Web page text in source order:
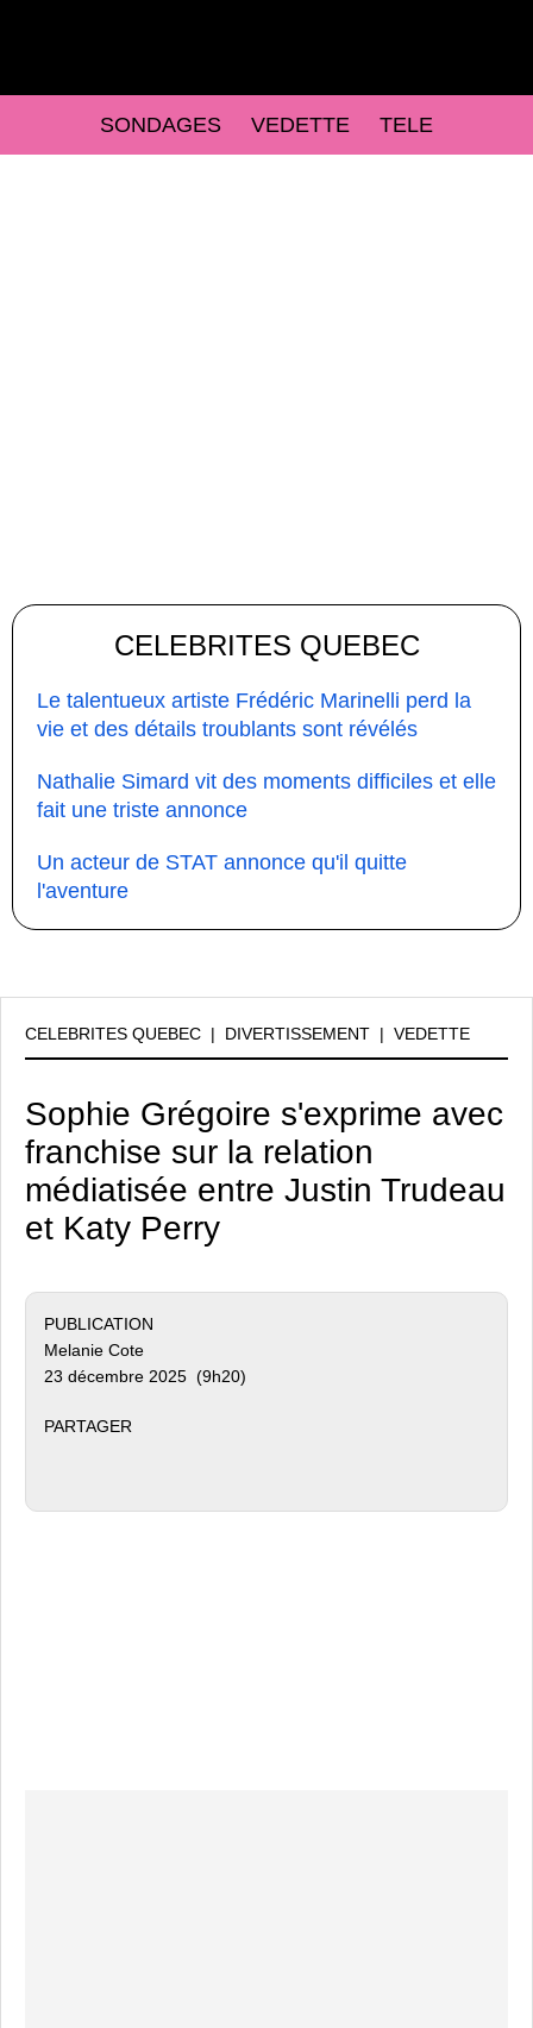
SONDAGES VEDETTE TELE
CELEBRITES QUEBEC
Le talentueux artiste Frédéric Marinelli perd la
vie et des détails troublants sont révélés
Nathalie Simard vit des moments difficiles et elle
fait une triste annonce
Un acteur de STAT annonce qu'il quitte
l'aventure
CELEBRITES QUEBEC | DIVERTISSEMENT | VEDETTE
Sophie Grégoire s'exprime avec
franchise sur la relation
médiatisée entre Justin Trudeau
et Katy Perry
PUBLICATION
Melanie Cote
23 décembre 2025 (9h20)
PARTAGER